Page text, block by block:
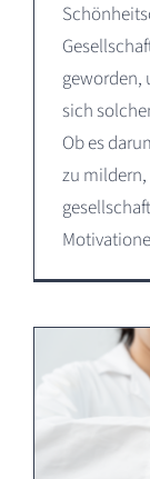
geworden,
sich
Ob es
zu